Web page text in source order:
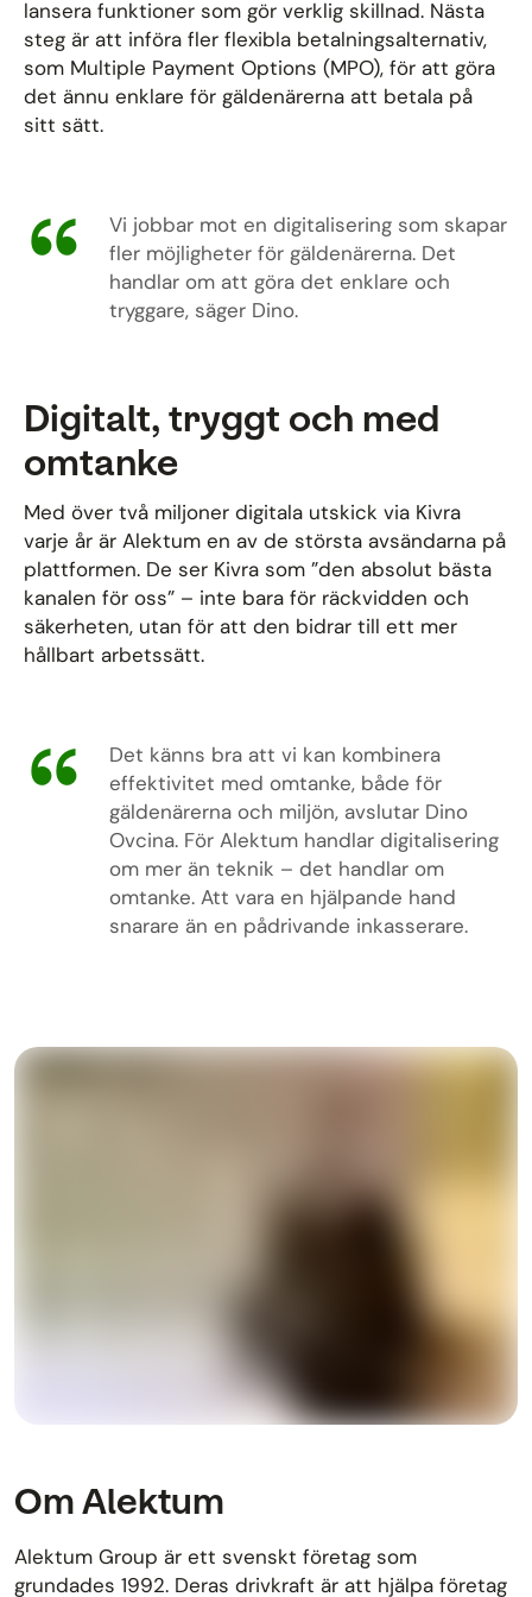
lansera funktioner som gör verklig skillnad. Nästa
steg är att införa fler flexibla betalningsalternativ,
som Multiple Payment Options (MPO), för att göra
det ännu enklare för gäldenärerna att betala på
sitt sätt.
Vi jobbar mot en digitalisering som skapar
fler möjligheter för gäldenärerna. Det
handlar om att göra det enklare och
tryggare, säger Dino.
Digitalt, tryggt och med
omtanke
Med över två miljoner digitala utskick via Kivra
varje år är Alektum en av de största avsändarna på
plattformen. De ser Kivra som ”den absolut bästa
kanalen för oss” – inte bara för räckvidden och
säkerheten, utan för att den bidrar till ett mer
hållbart arbetssätt.
Det känns bra att vi kan kombinera
effektivitet med omtanke, både för
gäldenärerna och miljön, avslutar Dino
Ovcina. För Alektum handlar digitalisering
om mer än teknik – det handlar om
omtanke. Att vara en hjälpande hand
snarare än en pådrivande inkasserare.
Om Alektum
Alektum Group är ett svenskt företag som
grundades 1992. Deras drivkraft är att hjälpa företag